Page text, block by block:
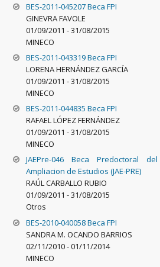
BES-2011-045207 Beca FPI
GINEVRA FAVOLE
01/09/2011 -31/08/2015
MINECO
BES-2011-043319 Beca FPI
LORENA HERNÁNDEZ GARCÍA
01/09/2011 -31/08/2015
MINECO
BES-2011-044835 Beca FPI
RAFAEL LÓPEZ FERNÁNDEZ
01/09/2011 -31/08/2015
MINECO
JAEPre-046 Beca Predoctoral
Ampliacion de Estudios (JAE-PRE)
RAÚL CARBALLO RUBIO
01/09/2011 -31/08/2015
Otros
BES-2010-040058 Beca FPI
SANDRA M. OCANDO BARRIOS
02/11/2010-01/11/2014
MINECO